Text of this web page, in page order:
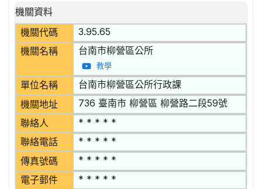
招標公告詳細內容
機關資料
機關代碼
3.95.65
機關名稱 台南市柳營區公所
教學
單位名稱 台南市柳營區公所行政課
機關地址 736 臺南市 柳營區 柳營路二段59號
聯絡人 * * * * *
聯絡電話 * * * * *
傳真號碼 * * * * *
電子郵件 * * * * *